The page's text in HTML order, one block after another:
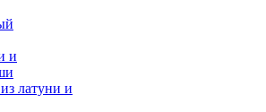
и
латуни и